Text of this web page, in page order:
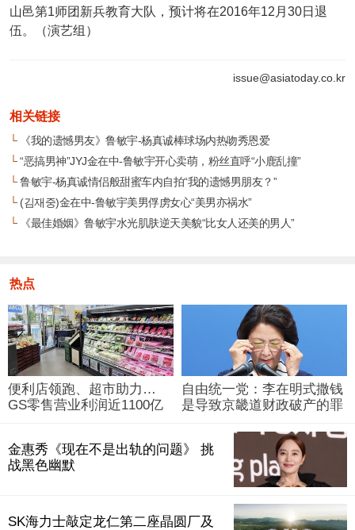
山邑第1师团新兵教育大队，预计将在2016年12月30日退
伍。（演艺组）
issue@asiatoday.co.kr
相关链接
└《我的遗憾男友》鲁敏宇-杨真诚棒球场内热吻秀恩爱
└“恶搞男神”JYJ金在中-鲁敏宇开心卖萌，粉丝直呼“小鹿乱撞”
└鲁敏宇-杨真诚情侣般甜蜜车内自拍“我的遗憾男朋友？”
└(김재중)金在中-鲁敏宇美男俘虏女心“美男亦祸水”
└《最佳婚姻》鲁敏宇水光肌肤逆天美貌“比女人还美的男人”
热点
便利店领跑、超市助力…
GS零售营业利润近1100亿
自由统一党：李在明式撒钱
是导致京畿道财政破产的罪
金惠秀《现在不是出轨的问题》 挑
战黑色幽默
SK海力士敲定龙仁第二座晶圆厂及